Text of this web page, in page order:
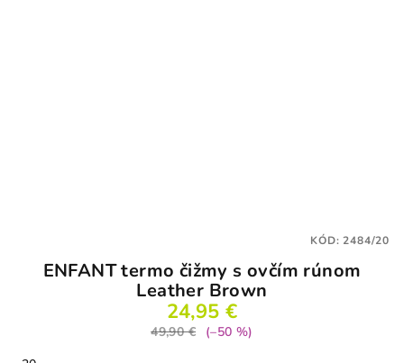
ENFANT termo čižmy s ovčím rúnom
Leather Brown
24,95 €
49,90 €
(–50 %)
KÓD:2484/20